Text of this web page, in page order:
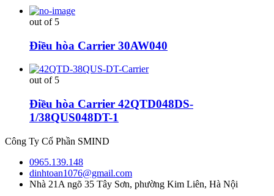
out of 5
Điều hòa Carrier 30AW040
out of 5
Điều hòa Carrier 42QTD048DS-
1/38QUS048DT-1
Công Ty Cổ Phần SMIND
0965.139.148
dinhtoan1076@gmail.com
Nhà 21A ngõ 35 Tây Sơn, phường Kim Liên, Hà Nội